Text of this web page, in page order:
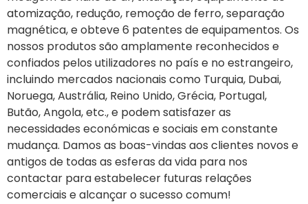
atomização, redução, remoção de ferro, separação
magnética, e obteve 6 patentes de equipamentos. Os
nossos produtos são amplamente reconhecidos e
confiados pelos utilizadores no país e no estrangeiro,
incluindo mercados nacionais como Turquia, Dubai,
Noruega, Austrália, Reino Unido, Grécia, Portugal,
Butão, Angola, etc., e podem satisfazer as
necessidades económicas e sociais em constante
mudança. Damos as boas-vindas aos clientes novos e
antigos de todas as esferas da vida para nos
contactar para estabelecer futuras relações
comerciais e alcançar o sucesso comum!